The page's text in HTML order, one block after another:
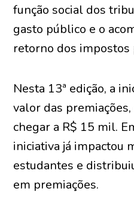
função social dos
gasto público e o
retorno dos impostos
Nesta 13ª edição, a
valor das
chegar a R$ 15 mil.
iniciativa já impactou
estudantes e
em premiações.